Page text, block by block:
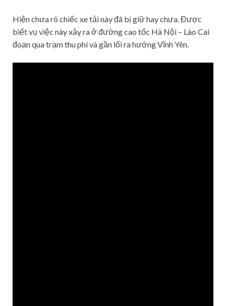
Hiện chưa rõ chiếc xe tải này đã bị giữ hay chưa. Được
biết vụ việc này xảy ra ở đường cao tốc Hà Nội – Lào Cai
đoạn qua trạm thu phí và gần lối ra hướng Vĩnh Yên.